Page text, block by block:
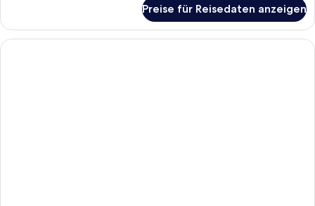
Suite
Preise für Reisedaten anzeigen